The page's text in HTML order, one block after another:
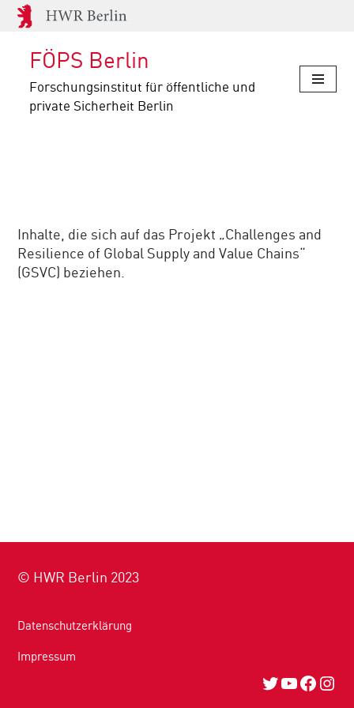
Inhalt
springen
FÖPS Berlin
Forschungsinstitut für öffentliche und
private Sicherheit Berlin
Inhalte, die sich auf das Projekt „Challenges and
Resilience of Global Supply and Value Chains“
(GSVC) beziehen.
© HWR Berlin 2023
Datenschutzerklärung
Impressum